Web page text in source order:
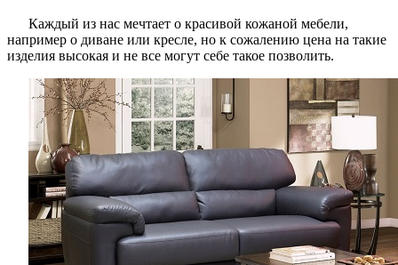
Каждый из нас мечтает о красивой кожаной мебели,
например о диване или кресле, но к сожалению цена на такие
изделия высокая и не все могут себе такое позволить.